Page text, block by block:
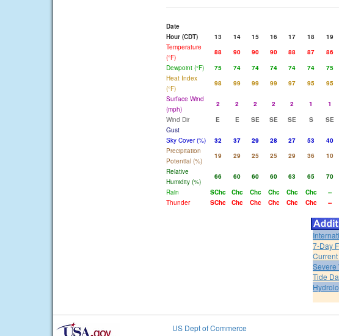
Date
Hour (CDT)
13 14 15 16 17 18 19
Temperature
(°F)
88 90 90 90 88 87 86
Dewpoint (°F)
75 74 74 74 74 74 75
Heat Index
(°F)
98 99 99 99 97 95 95
Surface Wind
(mph)
2 2 2 2 2 1 1
Wind Dir
E E SE SE SE S SE
Gust
Sky Cover (%)
32 37 29 28 27 53 40
Precipitation
Potential (%)
19 29 25 25 29 36 10
Relative
Humidity (%)
66 60 60 60 63 65 70
Rain
SChc Chc Chc Chc Chc Chc --
Thunder
SChc Chc Chc Chc Chc Chc --
7-Day
Severe
Tide
US Dept of Commerce